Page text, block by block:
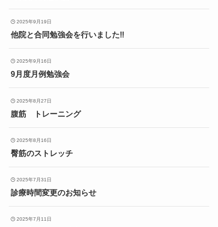
2025年9月19日
他院と合同勉強会を行いました‼️
2025年9月16日
9月度月例勉強会
2025年8月27日
腹筋 トレーニング
2025年8月16日
臀筋のストレッチ
2025年7月31日
診療時間変更のお知らせ
2025年7月11日